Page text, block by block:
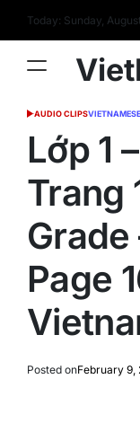
content
Today: Sunday,
POSTED
AUDIO CLIPSVIETNAMESE
Lớp 1
Trang
Grade
Page
Posted onFebruary 9,